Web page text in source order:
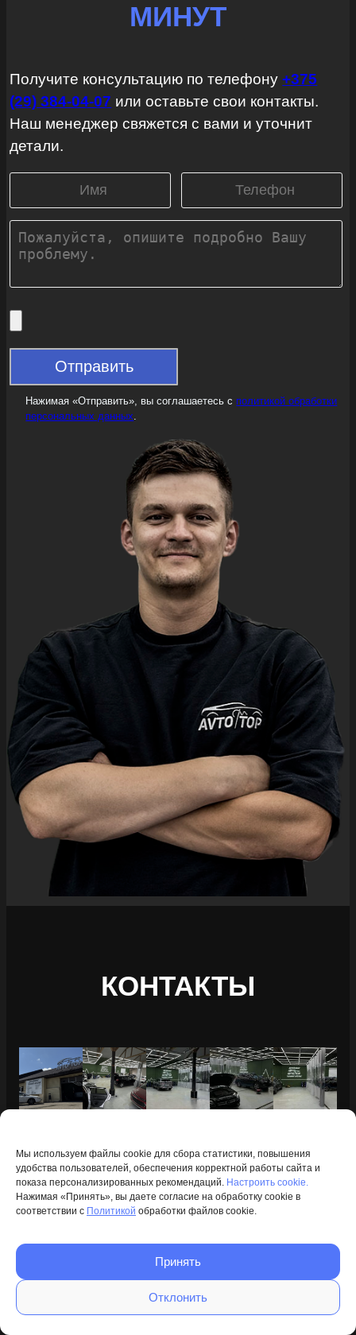
Мы используем файлы cookie для сбора статистики, повышения
удобства пользователей, обеспечения корректной работы сайта и
показа персонализированных рекомендаций. Настроить cookie.
Нажимая «Принять», вы даете согласие на обработку cookie в
соответствии с Политикой обработки файлов cookie.
Принять
Отклонить
МИНУТ
Получите консультацию по телефону+375
(29) 384-04-07 или оставьте свои контакты.
Наш менеджер свяжется с вами и уточнит
детали.
Нажимая «Отправить», вы соглашаетесь с политикой обработки
персональных данных.
КОНТАКТЫ
Расположение
г. Минск, ул. Шатько, 41
Тюнинг-ателье